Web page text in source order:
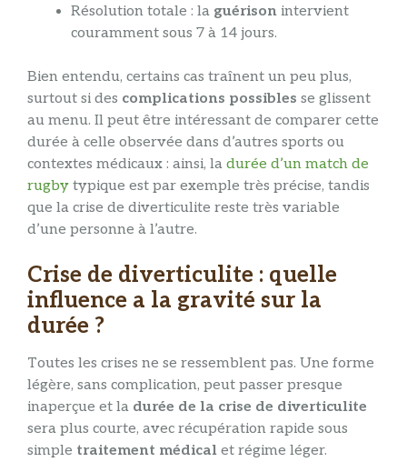
Résolution totale : la guérison intervient
couramment sous 7 à 14 jours.
Bien entendu, certains cas traînent un peu plus,
surtout si des complications possibles se glissent
au menu. Il peut être intéressant de comparer cette
durée à celle observée dans d’autres sports ou
contextes médicaux : ainsi, la durée d’un match de
rugby typique est par exemple très précise, tandis
que la crise de diverticulite reste très variable
d’une personne à l’autre.
Crise de diverticulite : quelle
influence a la gravité sur la
durée ?
Toutes les crises ne se ressemblent pas. Une forme
légère, sans complication, peut passer presque
inaperçue et la durée de la crise de diverticulite
sera plus courte, avec récupération rapide sous
simple traitement médical et régime léger.